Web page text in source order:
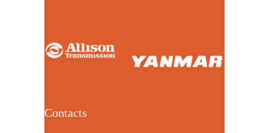
Contacts